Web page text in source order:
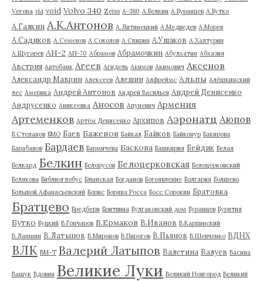
Verona via void Volvo 340 Zeiss А-380 А.Белкин А.Буранцев А.Бутко
А.Галкин А.К.Антонов А.Литинецкий А.Медведев А.Морев
А.Садиков А.Семенов А.Соколов А.Спирин А.Ушаков А.Халтурин
А.Щугорев АН-2 АН-70 Абрамов Абрамочкин Абулхатин Абхазия
Австрия Автобанк Агеев Агидель Акимов Акимович Аксенов
Александр Маврин Алексеев Алешин Алфреймс Альпы Алёшкинский
лес Америка Андрей Антонов Андрей Васильев Андрей Денисенко
Андрусенко Аникеевка Аносов Апуневич Армения
Артеменков Артём Денисенко Архипов Аэронатц Аюпов
Б.Степанов БМО Баев Баженов Байкал Байков Байконур Бакирова
Барабанов Бардаев Бармичева Баскова Башкирия Бейдик Белая
Белкард Белкин Белорусов Белоцерковская Белоцерковский
Белякова Библиоглобус Блынская Богданов Богоявление Болгария Болшево
Большой Афанасьевский Борис Боряна Росса Босс Сорокин Братовка
Братцево Бредбери Бритвина Булгаковский дом Буранцев Бурятия
Бутко Буцкий В.Гончаров В.Ермаков В.Иванов В.Карпинский
В.Лапшин В.Латыпов В.Миронов В.Пирогов В.Пьянов В.Шевченко ВДНХ
ВЛК ВМ-Т Валерий Латыпов Валетина Валуев Васина
Ващук Вдовин Великие Луки Великий Новгород Великий